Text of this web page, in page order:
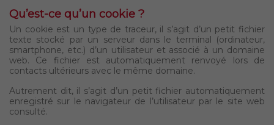
Qu’est-ce qu’un cookie ?
Un cookie est un type de traceur, il s’agit d’un petit fichier
texte stocké par un serveur dans le terminal (ordinateur,
smartphone, etc.) d’un utilisateur et associé à un domaine
web. Ce fichier est automatiquement renvoyé lors de
contacts ultérieurs avec le même domaine.
Autrement dit, il s’agit d’un petit fichier automatiquement
enregistré sur le navigateur de l’utilisateur par le site web
consulté.